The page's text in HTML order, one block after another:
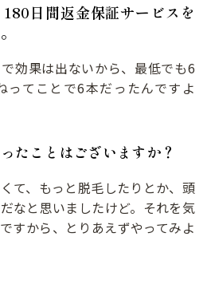
日間返金保証サービスを
効果は出ないから、最低でも6
ってことで6本だったんですよ
たことはございますか？
て、もっと脱毛したりとか、頭
なと思いましたけど。それを気
すから、とりあえずやってみよ